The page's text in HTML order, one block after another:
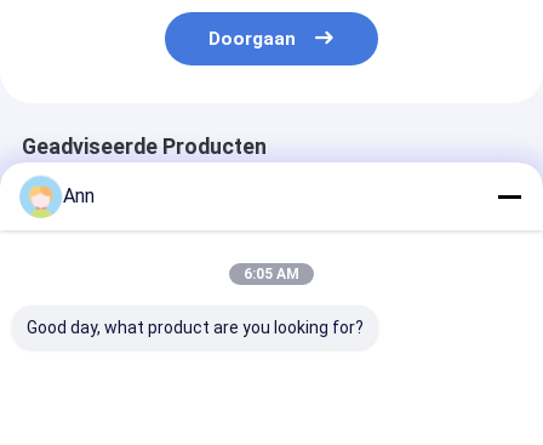
Doorgaan
Geadviseerde Producten
Ann
6:05 AM
Good day, what product are you looking for?